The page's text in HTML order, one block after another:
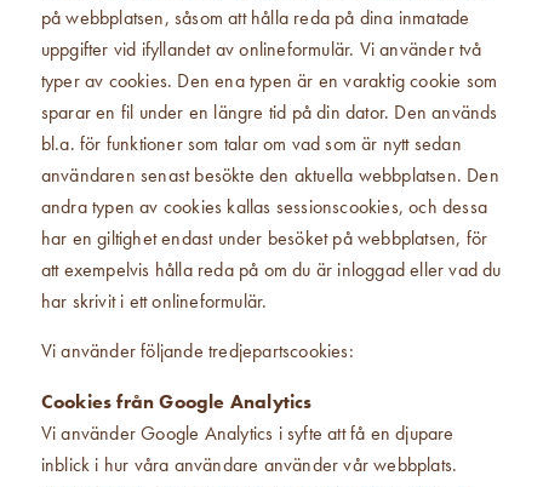
på webbplatsen, såsom att hålla reda på dina inmatade
uppgifter vid ifyllandet av onlineformulär. Vi använder två
typer av cookies. Den ena typen är en varaktig cookie som
sparar en fil under en längre tid på din dator. Den används
bl.a. för funktioner som talar om vad som är nytt sedan
användaren senast besökte den aktuella webbplatsen. Den
andra typen av cookies kallas sessionscookies, och dessa
har en giltighet endast under besöket på webbplatsen, för
att exempelvis hålla reda på om du är inloggad eller vad du
har skrivit i ett onlineformulär.
Vi använder följande tredjepartscookies:
Cookies från Google Analytics
Vi använder Google Analytics i syfte att få en djupare
inblick i hur våra användare använder vår webbplats.